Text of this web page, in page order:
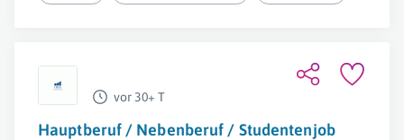
vor 30+ T
Hauptberuf / Nebenberuf / Studentenjob